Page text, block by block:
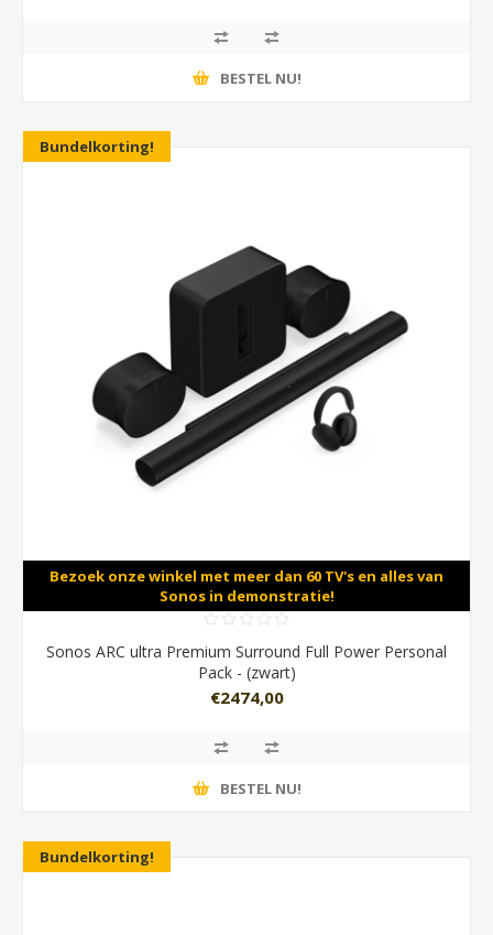
BESTEL NU!
Bundelkorting!
Bezoek onze winkel met meer dan 60 TV's en alles van
Sonos in demonstratie!
Sonos ARC ultra Premium Surround Full Power Personal
Pack - (zwart)
€2474,00
BESTEL NU!
Bundelkorting!